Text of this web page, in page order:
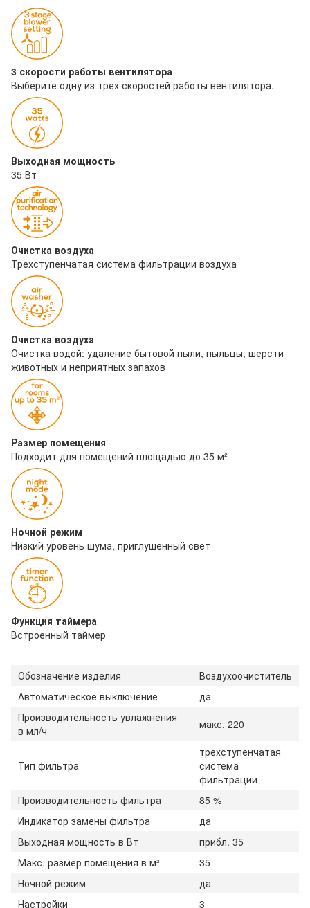
3 скорости работы вентилятора
Выберите одну из трех скоростей работы вентилятора.
Выходная мощность
35 Вт
Очистка воздуха
Трехступенчатая система фильтрации воздуха
Очистка воздуха
Очистка водой: удаление бытовой пыли, пыльцы, шерсти
животных и неприятных запахов
Размер помещения
Подходит для помещений площадью до 35 м²
Ночной режим
Низкий уровень шума, приглушенный свет
Функция таймера
Встроенный таймер
Обозначение изделия
Воздухоочиститель
Автоматическое выключение
да
Производительность увлажнения
в мл/ч
макс. 220
Тип фильтра
трехступенчатая
система
фильтрации
Производительность фильтра
85 %
Индикатор замены фильтра
да
Выходная мощность в Вт
прибл. 35
Макс. размер помещения в м²
35
Ночной режим
да
Настройки
3